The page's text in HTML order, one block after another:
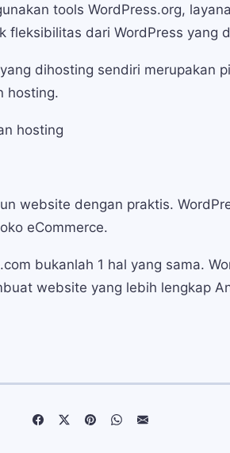
tools WordPress.org,
dari WordPress yang
dihosting sendiri merupakan
hosting.
hosting
website dengan praktis.
eCommerce.
bukanlah 1 hal yang sama.
website yang lebih lengkap